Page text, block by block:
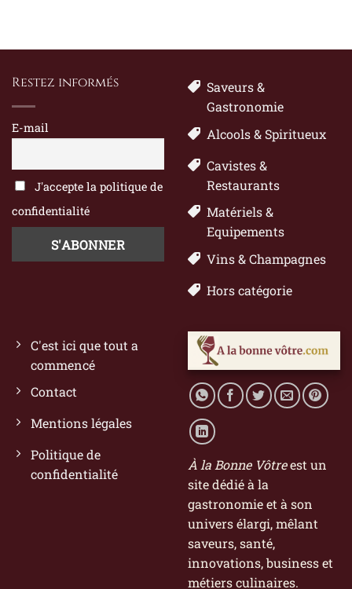
Restez informés
E-mail
J'accepte la politique de
confidentialité
Saveurs &
Gastronomie
Alcools & Spiritueux
Cavistes &
Restaurants
Matériels &
Equipements
Vins & Champagnes
Hors catégorie
C'est ici que tout a
commencé
Contact
Mentions légales
Politique de
confidentialité
À la Bonne Vôtreest un
site dédié à la
gastronomie et à son
univers élargi, mêlant
saveurs, santé,
innovations, business et
métiers culinaires.